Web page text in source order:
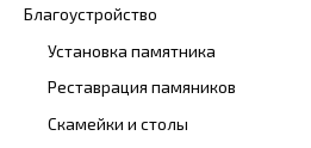
Благоустройство
Установка памятника
Реставрация памяников
Скамейки и столы